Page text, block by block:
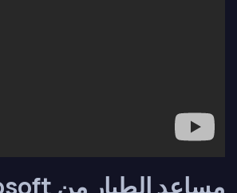
مساعد الطيار من Microsoft في العمل عبر التطبيقات